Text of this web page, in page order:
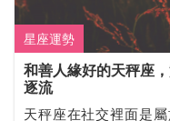
星座運勢
和善人緣好的天秤座
逐流
天秤座在社交裡面是